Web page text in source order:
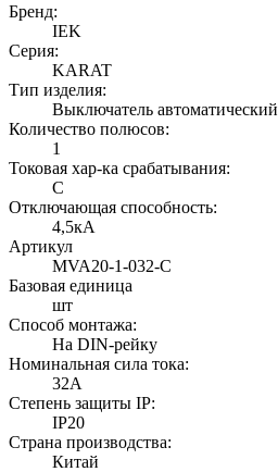
Бренд:
IEK
Серия:
KARAT
Тип изделия:
Выключатель автоматический
Количество полюсов:
1
Токовая хар-ка срабатывания:
C
Отключающая способность:
4,5кА
Артикул
MVA20-1-032-C
Базовая единица
шт
Способ монтажа:
На DIN-рейку
Номинальная сила тока:
32А
Степень защиты IP:
IP20
Страна производства:
Китай